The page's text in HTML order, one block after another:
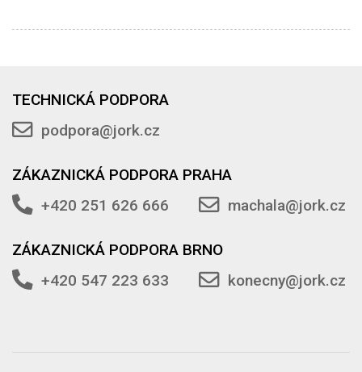
TECHNICKÁ PODPORA
podpora@jork.cz
ZÁKAZNICKÁ PODPORA PRAHA
+420 251 626 666
machala@jork.cz
ZÁKAZNICKÁ PODPORA BRNO
+420 547 223 633
konecny@jork.cz